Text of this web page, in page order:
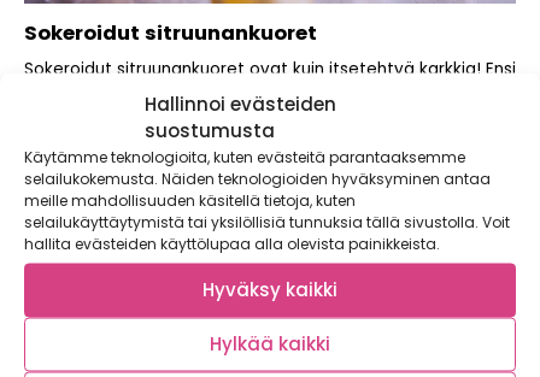
Hallinnoi evästeiden
suostumusta
Käytämme teknologioita, kuten evästeitä parantaaksemme
selailukokemusta. Näiden teknologioiden hyväksyminen antaa
meille mahdollisuuden käsitellä tietoja, kuten
selailukäyttäytymistä tai yksilöllisiä tunnuksia tällä sivustolla. Voit
hallita evästeiden käyttölupaa alla olevista painikkeista.
Hyväksy kaikki
Hylkää kaikki
Sokeroidut sitruunankuoret
Sokeroidut sitruunankuoret ovat kuin itsetehtyä karkkia! Ensi
kerralla sitruunaa käyttäessäsi, säästä kuoret. Nämä